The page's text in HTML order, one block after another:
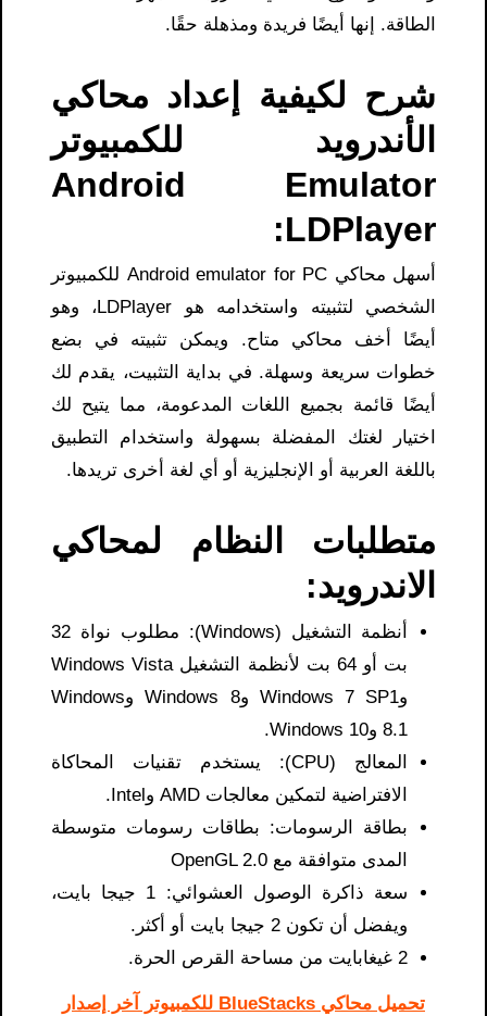
الطاقة. إنها أيضًا فريدة ومذهلة حقًا.
شرح لكيفية إعداد محاكي
الأندرويد للكمبيوتر
Android Emulator
LDPlayer:
أسهل محاكي Android emulator for PC للكمبيوتر
الشخصي لتثبيته واستخدامه هو LDPlayer، وهو
أيضًا أخف محاكي متاح. ويمكن تثبيته في بضع
خطوات سريعة وسهلة. في بداية التثبيت، يقدم لك
أيضًا قائمة بجميع اللغات المدعومة، مما يتيح لك
اختيار لغتك المفضلة بسهولة واستخدام التطبيق
باللغة العربية أو الإنجليزية أو أي لغة أخرى تريدها.
متطلبات النظام لمحاكي
الاندرويد:
أنظمة التشغيل (Windows): مطلوب نواة 32
بت أو 64 بت لأنظمة التشغيل Windows Vista
وWindows 7 SP1 وWindows 8 وWindows
8.1 وWindows 10.
المعالج (CPU): يستخدم تقنيات المحاكاة
الافتراضية لتمكين معالجات AMD وIntel.
بطاقة الرسومات: بطاقات رسومات متوسطة
المدى متوافقة مع OpenGL 2.0
سعة ذاكرة الوصول العشوائي: 1 جيجا بايت،
ويفضل أن تكون 2 جيجا بايت أو أكثر.
2 غيغابايت من مساحة القرص الحرة.
تحميل محاكي BlueStacks للكمبيوتر آخر إصدار